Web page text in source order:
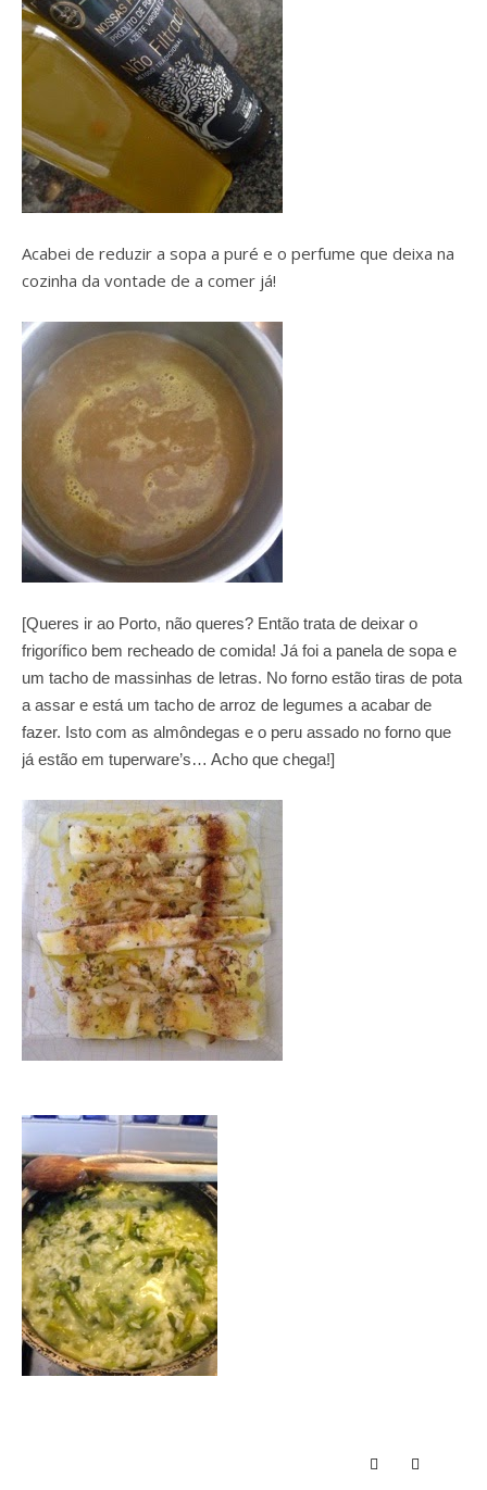
Acabei de reduzir a sopa a puré e o perfume que deixa na
cozinha da vontade de a comer já!
[Queres ir ao Porto, não queres? Então trata de deixar o
frigorífico bem recheado de comida! Já foi a panela de sopa e
um tacho de massinhas de letras. No forno estão tiras de pota
a assar e está um tacho de arroz de legumes a acabar de
fazer. Isto com as almôndegas e o peru assado no forno que
já estão em tuperware’s… Acho que chega!]